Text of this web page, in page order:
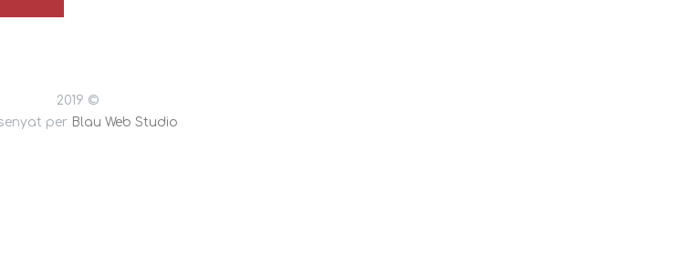
2019 ©
per Blau Web Studio